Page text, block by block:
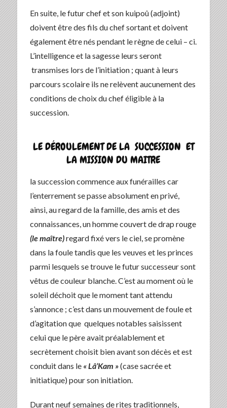
En suite, le futur chef et son kuipoû (adjoint)
doivent être des fils du chef sortant et doivent
également être nés pendant le règne de celui – ci.
L’intelligence et la sagesse leurs seront
transmises lors de l’initiation ; quant à leurs
parcours scolaire ils ne relèvent aucunement des
conditions de choix du chef éligible à la
succession.
LE DÉROULEMENT DE LA SUCCESSION ET
LA MISSION DU MAITRE
la succession commence aux funérailles car
l’enterrement se passe absolument en privé,
ainsi, au regard de la famille, des amis et des
connaissances, un homme couvert de drap rouge
(le maître)regard fixé vers le ciel, se promène
dans la foule tandis que les veuves et les princes
parmi lesquels se trouve le futur successeur sont
vêtus de couleur blanche. C’est au moment où le
soleil déchoit que le moment tant attendu
s’annonce ; c’est dans un mouvement de foule et
d’agitation que quelques notables saisissent
celui que le père avait préalablement et
secrètement choisit bien avant son décès et est
conduit dans le « Lâ’Kam »(case sacrée et
initiatique) pour son initiation.
Durant neuf semaines de rites traditionnels,